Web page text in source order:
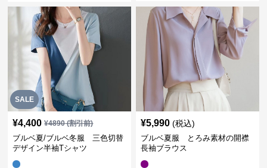
SALE
¥4,400 ¥4890(割引前)
ブルベ夏/ブルベ冬服 三色切替
デザイン半袖Tシャツ
¥5,990 (税込)
ブルベ夏服 とろみ素材の開襟
長袖ブラウス